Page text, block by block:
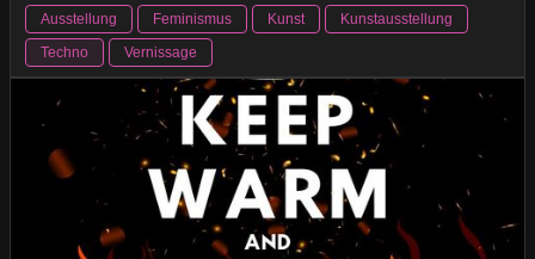
Ausstellung Feminismus Kunst
Kunstausstellung
Techno
Vernissage